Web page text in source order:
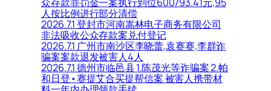
人按比例进行部分清偿
2026.7.1 登封市河南嵩林电子商务有限公司
非法吸收公众存款案兑付登记
2026.7.1 广州市南沙区李晓蕾,袁赛赛,李群诈
骗案案款退发被害人4人
2026.7.1 德州市临邑县 1.陈茂光等诈骗案 2.帕
和日登•赛提艾合买提帮信案 被害人携带材